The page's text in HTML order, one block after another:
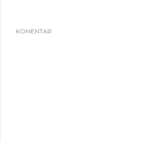
KOMENTAR